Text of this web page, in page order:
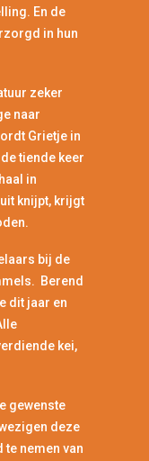
En de
in hun
zeker
naar
Grietje in
tiende keer
in
knijpt, krijgt
bij de
Berend
dit jaar en
kei,
gewenste
deze
nemen van